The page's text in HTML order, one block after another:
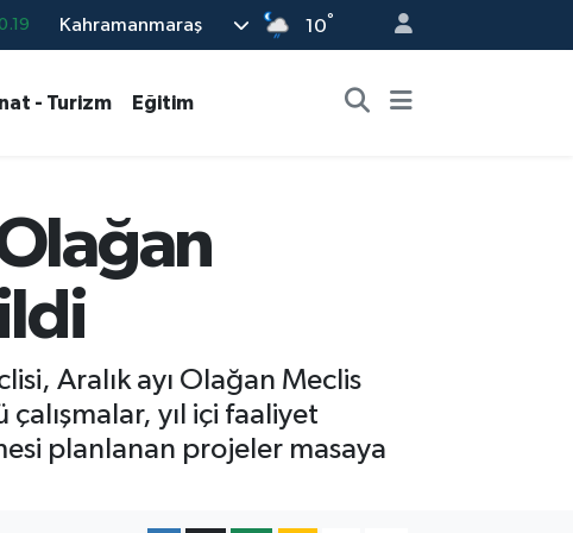
%0
Kahramanmaraş 10°
- Turizm Eğitim
Aralık ayı Olağan Meclis
yıl içi faaliyet
planlanan projeler masaya